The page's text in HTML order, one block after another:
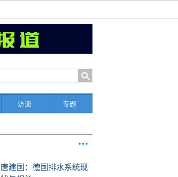
访谈 专题
唐建国：德国排水系统现